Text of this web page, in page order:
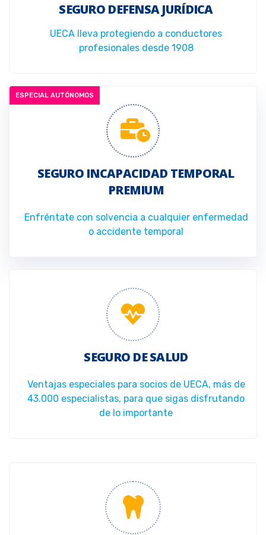
SEGURO DEFENSA JURÍDICA
UECA lleva protegiendo a conductores
profesionales desde 1908
SEGURO INCAPACIDAD TEMPORAL
PREMIUM
Enfréntate con solvencia a cualquier enfermedad
o accidente temporal
ESPECIAL AUTÓNOMOS
SEGURO DE SALUD
Ventajas especiales para socios de UECA, más de
43.000 especialistas, para que sigas disfrutando
de lo importante